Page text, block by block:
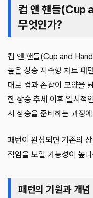
컵 앤 핸들(Cup
무엇인가?
컵 앤 핸들(Cup and
높은 상승 지속형 차트 패
대로 컵과 손잡이 모양을
한 상승 추세 이후 일시적
시 상승을 준비하는 과정
패턴이 완성되면 기존의
직임을 보일 가능성이 높
패턴의 기원과 개념